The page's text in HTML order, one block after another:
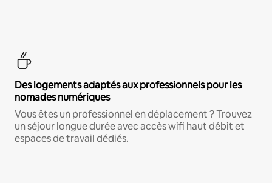
Des logements adaptés aux professionnels pour les
nomades numériques
Vous êtes un professionnel en déplacement ? Trouvez
un séjour longue durée avec accès wifi haut débit et
espaces de travail dédiés.